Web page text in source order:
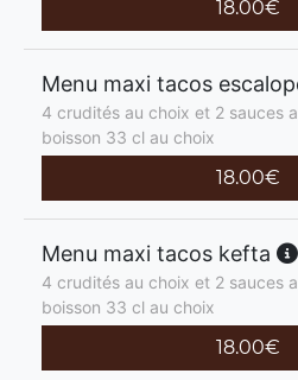
18.00€
Menu maxi tacos
4 crudités au choix et 2 sauces
boisson 33 cl au choix
18.00€
Menu maxi tacos kefta
4 crudités au choix et 2 sauces
boisson 33 cl au choix
18.00€